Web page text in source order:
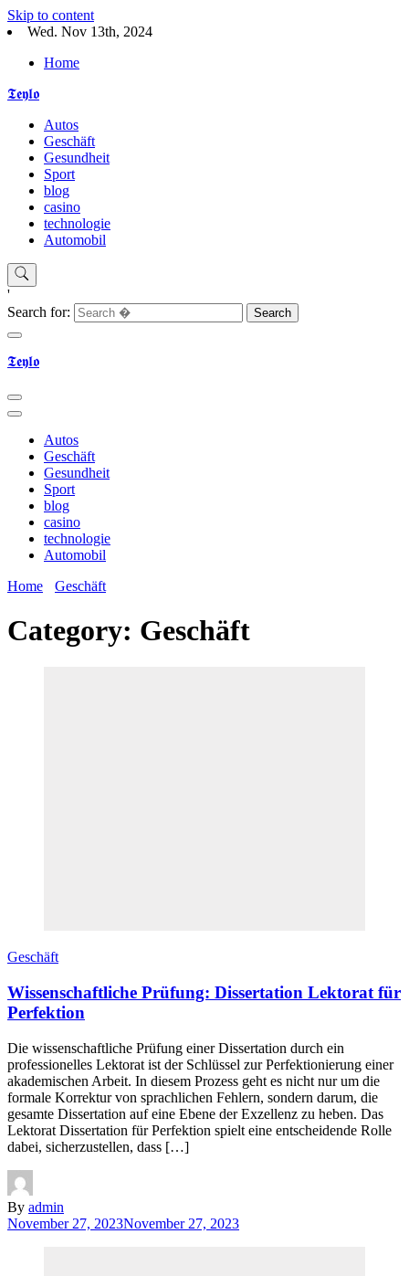
Skip to content
Wed. Nov 13th, 2024
Home
𝕿𝖊𝖞𝖑𝖔
Autos
Geschäft
Gesundheit
Sport
blog
casino
technologie
Automobil
'
Search for:
𝕿𝖊𝖞𝖑𝖔
Autos
Geschäft
Gesundheit
Sport
blog
casino
technologie
Automobil
Home
Geschäft
Category: Geschäft
Geschäft
Wissenschaftliche Prüfung: Dissertation Lektorat für
Perfektion
Die wissenschaftliche Prüfung einer Dissertation durch ein
professionelles Lektorat ist der Schlüssel zur Perfektionierung einer
akademischen Arbeit. In diesem Prozess geht es nicht nur um die
formale Korrektur von sprachlichen Fehlern, sondern darum, die
gesamte Dissertation auf eine Ebene der Exzellenz zu heben. Das
Lektorat Dissertation für Perfektion spielt eine entscheidende Rolle
dabei, sicherzustellen, dass […]
By admin
November 27, 2023November 27, 2023